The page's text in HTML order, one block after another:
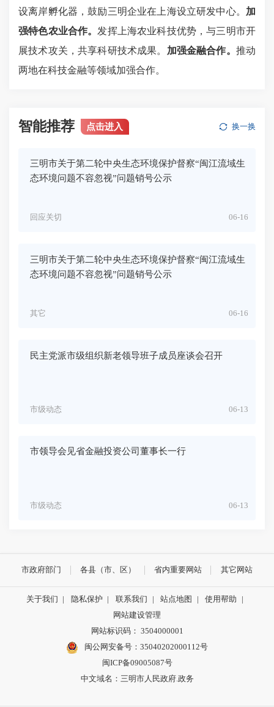
设离岸孵化器，鼓励三明企业在上海设立研发中心。 加
强特色农业合作。 发挥上海农业科技优势，与三明市开
展技术攻关，共享科研技术成果。 加强金融合作。 推动
两地在科技金融等领域加强合作。
智能推荐 点击进入 换一换
三明市关于第二轮中央生态环境保护督察“闽江流域生
态环境问题不容忽视”问题销号公示
06-16
回应关切
三明市关于第二轮中央生态环境保护督察“闽江流域生
态环境问题不容忽视”问题销号公示
06-16
其它
民主党派市级组织新老领导班子成员座谈会召开
06-13
市级动态
市领导会见省金融投资公司董事长一行
06-13
市级动态
市政府部门 各县（市、区） 省内重要网站 其它网站
关于我们 | 隐私保护 | 联系我们 | 站点地图 | 使用帮助
|
网站建设管理
网站标识码： 3504000001
闽公网安备号：35040202000112号
闽ICP备09005087号
中文域名：三明市人民政府.政务